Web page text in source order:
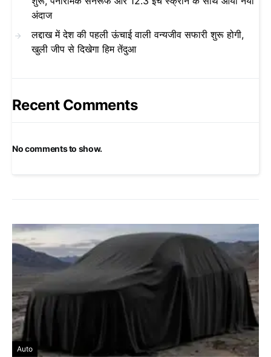
अंदाज
लद्दाख में देश की पहली ऊंचाई वाली वन्यजीव सफारी शुरू होगी,
खुली जीप से दिखेगा हिम तेंदुआ
Recent Comments
No comments to show.
Auto